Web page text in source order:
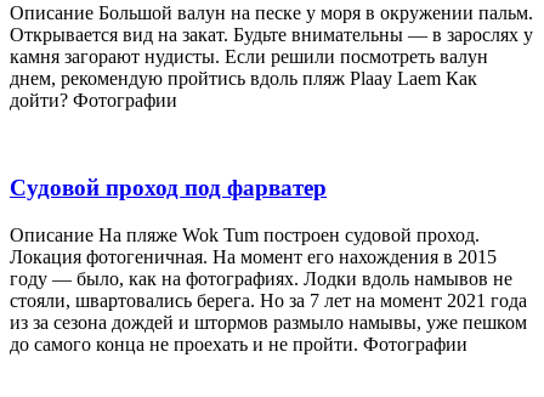
Описание Большой валун на песке у моря в окружении пальм.
Открывается вид на закат. Будьте внимательны — в зарослях у
камня загорают нудисты. Если решили посмотреть валун
днем, рекомендую пройтись вдоль пляж Plaay Laem Как
дойти? Фотографии
Судовой проход под фарватер
Описание На пляже Wok Tum построен судовой проход.
Локация фотогеничная. На момент его нахождения в 2015
году — было, как на фотографиях. Лодки вдоль намывов не
стояли, швартовались берега. Но за 7 лет на момент 2021 года
из за сезона дождей и штормов размыло намывы, уже пешком
до самого конца не проехать и не пройти. Фотографии